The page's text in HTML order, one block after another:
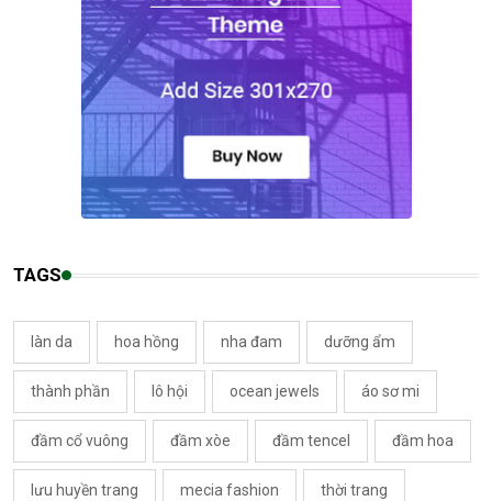
TAGS
làn da hoa hồng nha đam dưỡng ẩm
thành phần lô hội ocean jewels áo sơ mi
đầm cổ vuông đầm xòe đầm tencel đầm hoa
lưu huyền trang mecia fashion thời trang